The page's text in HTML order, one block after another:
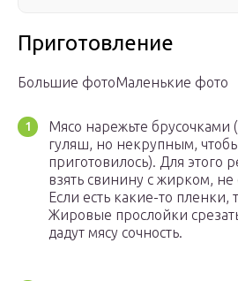
Приготовление
Большие фотоМаленькие фото
Мясо нарежьте брусочками
гуляш, но некрупным,
приготовилось). Для этого
взять свинину с жирком,
Если есть какие-то пленки,
Жировые прослойки
дадут мясу сочность.